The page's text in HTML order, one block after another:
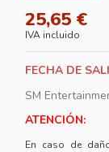
25,65 €
IVA incluido
FECHA DE
SM
ATENCIÓN:
En caso de